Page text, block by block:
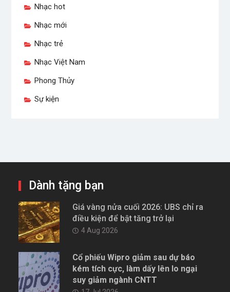
Nhạc hot
Nhạc mới
Nhạc trẻ
Nhạc Việt Nam
Phong Thủy
Sự kiện
Dành tặng bạn
Giá vàng nửa cuối 2026: UBS chỉ ra
điều kiện để bật tăng trở lại
4 Aug 2026
Cổ phiếu Wipro giảm sau dự báo
kém tích cực, làm dấy lên lo ngại
suy giảm ngành CNTT